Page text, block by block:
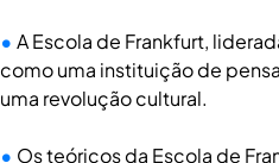
A Escola de Frankfurt,
como uma instituição de
uma revolução cultural.
Os teóricos da Escola de